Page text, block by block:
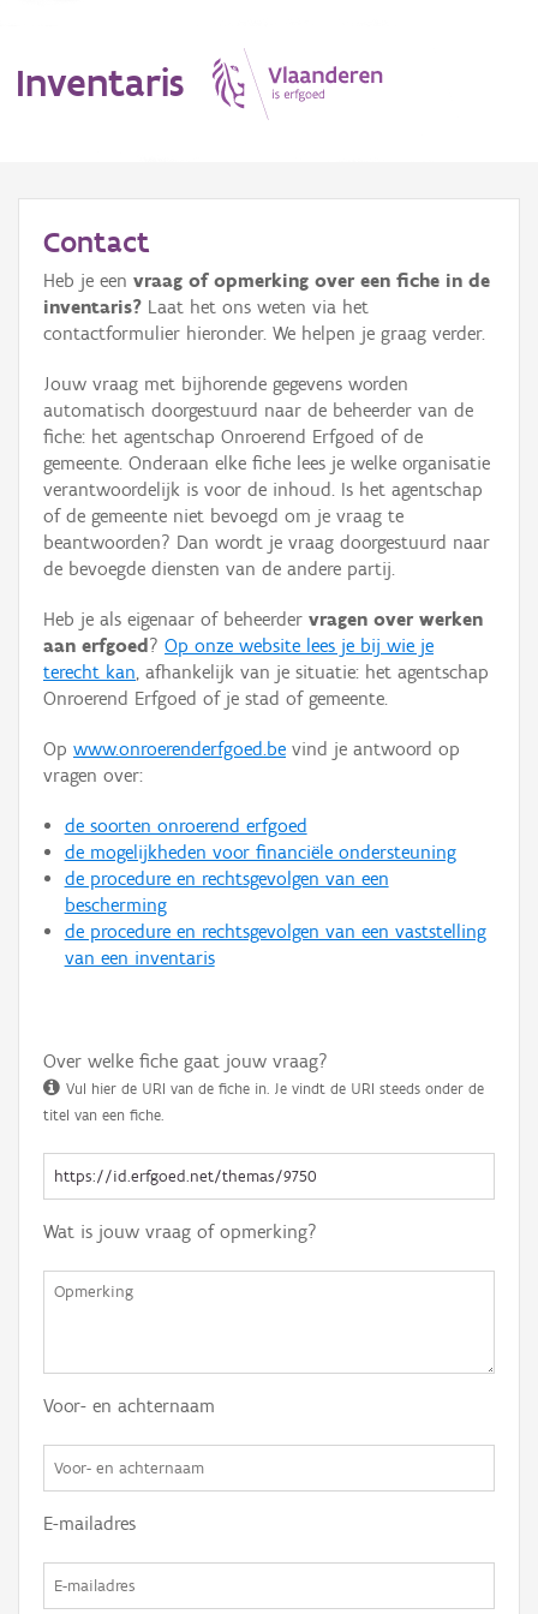
Inventaris
Erfgoedobject
Aanduidingsobject
Waarneming
Thema
Gebeurtenis
Persoon of collectief
Hergebruik
Aanmelden
Contact
Heb je een vraag of opmerking over een fiche in de
inventaris? Laat het ons weten via het
contactformulier hieronder. We helpen je graag verder.
Jouw vraag met bijhorende gegevens worden
automatisch doorgestuurd naar de beheerder van de
fiche: het agentschap Onroerend Erfgoed of de
gemeente. Onderaan elke fiche lees je welke organisatie
verantwoordelijk is voor de inhoud. Is het agentschap
of de gemeente niet bevoegd om je vraag te
beantwoorden? Dan wordt je vraag doorgestuurd naar
de bevoegde diensten van de andere partij.
Heb je als eigenaar of beheerder vragen over werken
aan erfgoed ? Op onze website lees je bij wie je
terecht kan, afhankelijk van je situatie: het agentschap
Onroerend Erfgoed of je stad of gemeente.
Op www.onroerenderfgoed.be vind je antwoord op
vragen over:
de soorten onroerend erfgoed
de mogelijkheden voor financiële ondersteuning
de procedure en rechtsgevolgen van een
bescherming
de procedure en rechtsgevolgen van een vaststelling
van een inventaris
Over welke fiche gaat jouw vraag?
Vul hier de URI van de fiche in. Je vindt de URI steeds onder de
titel van een fiche.
Wat is jouw vraag of opmerking?
Voor- en achternaam
E-mailadres